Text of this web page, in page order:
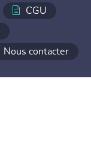
CGU
Nous contacter